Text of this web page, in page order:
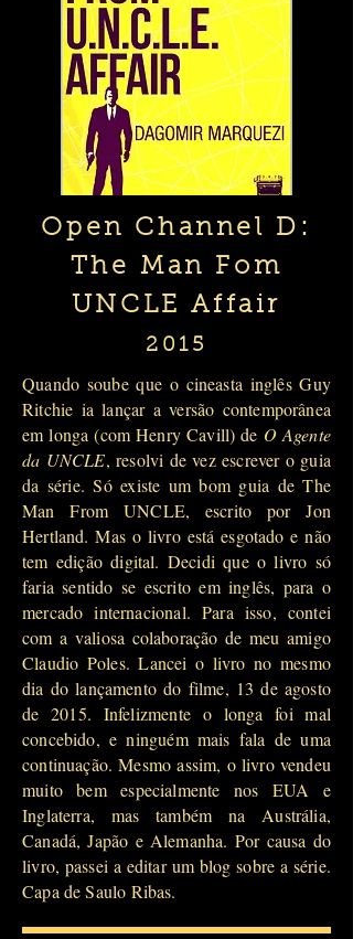
Open Channel D:
The Man Fom
UNCLE Affair
2015
Quando soube que o cineasta inglês Guy
Ritchie ia lançar a versão contemporânea
em longa (com Henry Cavill) de O Agente
da UNCLE, resolvi de vez escrever o guia
da série. Só existe um bom guia de The
Man From UNCLE, escrito por Jon
Hertland. Mas o livro está esgotado e não
tem edição digital. Decidi que o livro só
faria sentido se escrito em inglês, para o
mercado internacional. Para isso, contei
com a valiosa colaboração de meu amigo
Claudio Poles. Lancei o livro no mesmo
dia do lançamento do filme, 13 de agosto
de 2015. Infelizmente o longa foi mal
concebido, e ninguém mais fala de uma
continuação. Mesmo assim, o livro vendeu
muito bem especialmente nos EUA e
Inglaterra, mas também na Austrália,
Canadá, Japão e Alemanha. Por causa do
livro, passei a editar um blog sobre a série.
Capa de Saulo Ribas.